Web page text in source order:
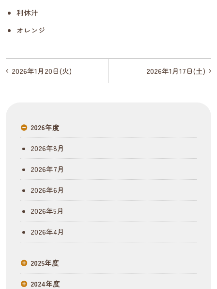
利休汁
オレンジ
投
2026年1月17日(土)
2026年1月20日(火)
2026年度
2026年8月
2026年7月
2026年6月
2026年5月
2026年4月
2025年度
2024年度